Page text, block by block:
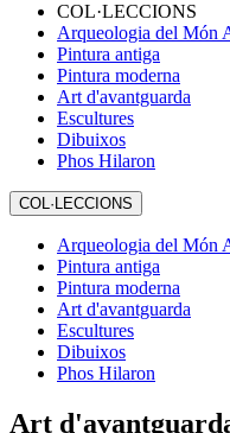
COL·LECCIONS
Arqueologia del Món
Pintura antiga
Pintura moderna
Art d'avantguarda
Escultures
Dibuixos
Phos Hilaron
COL·LECCIONS
Arqueologia del Món
Pintura antiga
Pintura moderna
Art d'avantguarda
Escultures
Dibuixos
Phos Hilaron
Art